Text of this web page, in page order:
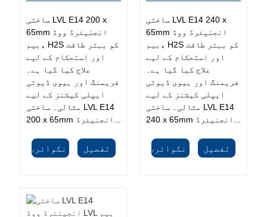
ساختی LVL E14 200 x
65mm انجنیئرڈ ووڈ
بیم، H2S کو بہتر طاقت
اور استحکام کے لیے
علاج کیا گیا ہے۔
فریمنگ اور ہیوی ڈیوٹی
ایپلی کیشنز کے لیے
مثالی۔ ساختی LVL E14
انکوائری تفصیل
ساختی LVL E14 240 x
65mm انجنیئرڈ ووڈ
بیم، H2S کو بہتر طاقت
اور استحکام کے لیے
علاج کیا گیا ہے۔
فریمنگ اور ہیوی ڈیوٹی
ایپلی کیشنز کے لیے
مثالی۔ ساختی LVL E14
انکوائری تفصیل